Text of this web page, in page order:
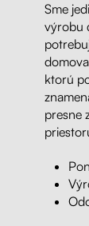
Sme
výrobu
ktorú
presne